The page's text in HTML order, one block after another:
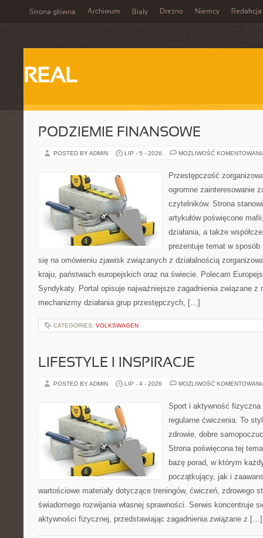
Strona główna Archiwum Biały Drezno Niemcy Redakcja
REAL
PODZIEMIE FINANSOWE
POSTED BY ADMIN LIP - 5 - 2026 MOŻLIWOŚĆ
Przestępczość
ogromne zainteresowanie
czytelników. Strona
artykułów poświęcone
działania, a także
prezentuje temat w
się na omówieniu zjawisk związanych z działalnością
kraju, państwach europejskich oraz na świecie. Polecam
Syndykaty. Portal opisuje najważniejsze zagadnienia związane z
mechanizmy działania grup przestępczych, […]
CATEGORIES: VOLKSWAGEN
LIFESTYLE I INSPIRACJE
POSTED BY ADMIN LIP - 4 - 2026 MOŻLIWOŚĆ
Sport i aktywność
regularne ćwiczenia. To
zdrowie, dobre
Strona poświęcona tej
bazę porad, w którym
początkujący, jak i
wartościowe materiały dotyczące treningów, ćwiczeń, zdrowego
świadomego rozwijania własnej sprawności. Serwis koncentruje
aktywności fizycznej, przedstawiając zagadnienia związane z […]